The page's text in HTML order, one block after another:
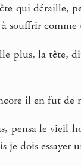
qui déraille,
souffrir
plus, la tête,
il en fut de
pensa le vieil
je dois essayer